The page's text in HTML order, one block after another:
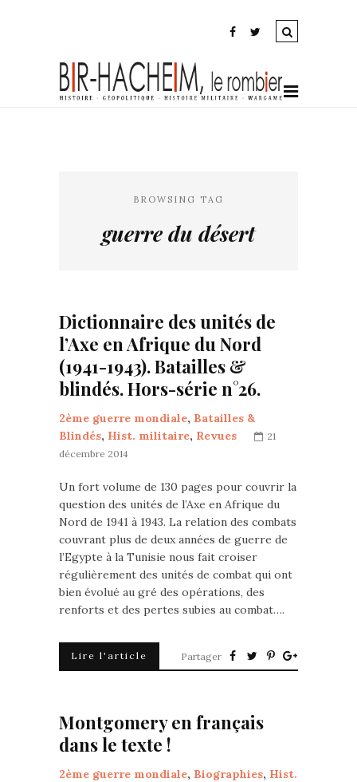
BROWSING TAG
guerre du désert
Dictionnaire des unités de
l’Axe en Afrique du Nord
(1941-1943). Batailles &
blindés. Hors-série n°26.
2ème guerre mondiale, Batailles &
Blindés, Hist. militaire, Revues
21
décembre 2014
Un fort volume de 130 pages pour couvrir la
question des unités de l’Axe en Afrique du
Nord de 1941 à 1943. La relation des combats
couvrant plus de deux années de guerre de
l’Egypte à la Tunisie nous fait croiser
régulièrement des unités de combat qui ont
bien évolué au gré des opérations, des
renforts et des pertes subies au combat….
Lire l'article Partager
Montgomery en français
dans le texte !
2ème guerre mondiale, Biographies, Hist.